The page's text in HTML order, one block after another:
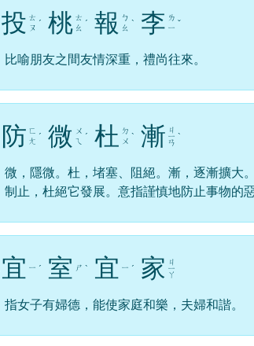
投 ㄊ
ㄡ ˊ 桃 ㄊ
ㄠ ˊ 報 ㄅ
ㄠ ˋ 李 ㄌ
ㄧ ˇ
比喻朋友之間友情深重，禮尚往來。
防 ㄈ
ㄤ ˊ 微 ㄨ
ㄟ
ˊ 杜 ㄉ
ㄨ ˋ 漸 ㄐ
ㄧ
ㄢ
ˋ
微，隱微。杜，堵塞、阻絕。漸，逐漸擴大
制止，杜絕它發展。意指謹慎地防止事物的惡
宜 ㄧ ˊ 室 ㄕ ˋ 宜 ㄧ ˊ 家 ㄐ
ㄧ
ㄚ
指女子有婦德，能使家庭和樂，夫婦和諧。